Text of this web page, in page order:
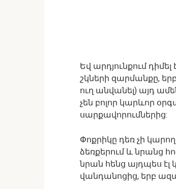
Եվ արդյունքում
շկների զարմանքը,
ուղ անվանել) այդ
չեն բոլոր կարևոր
սարքավորումներից:
Փոքրիկը դեռ չի
ձեռքերում և նրանց
նրան հենց այդպես էլ
վանդանոցից, երբ